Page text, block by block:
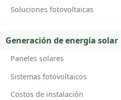
Soluciones fotovoltaicas
Generación de energía solar
Paneles solares
Sistemas fotovoltaicos
Costos de instalación